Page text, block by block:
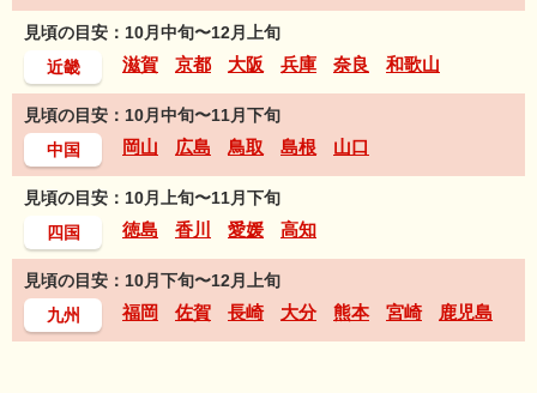
見頃の目安：10月中旬〜12月上旬
近畿
滋賀 京都 大阪 兵庫 奈良 和歌山
見頃の目安：10月中旬〜11月下旬
中国
岡山 広島 鳥取 島根 山口
見頃の目安：10月上旬〜11月下旬
四国
徳島 香川 愛媛 高知
見頃の目安：10月下旬〜12月上旬
九州
福岡 佐賀 長崎 大分 熊本 宮崎 鹿児島